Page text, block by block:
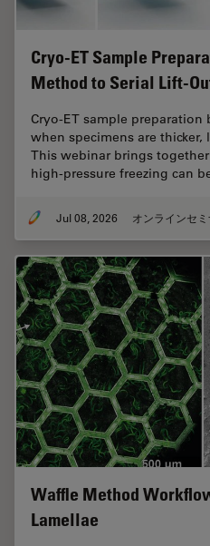
Cryo-ET Sample
Method to Serial Lift-
Cryo-ET sample
when specimens are thicker,
This webinar brings
high-pressure freezing can
Jul 08, 2026 オンラインセ
Waffle Method
Lamellae